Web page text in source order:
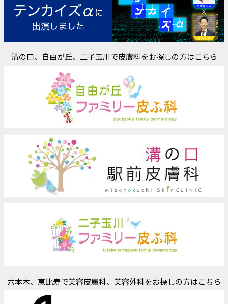
溝の口、自由が丘、二子玉川で皮膚科をお探しの方はこちら
六本木、恵比寿で美容皮膚科、美容外科をお探しの方はこちら